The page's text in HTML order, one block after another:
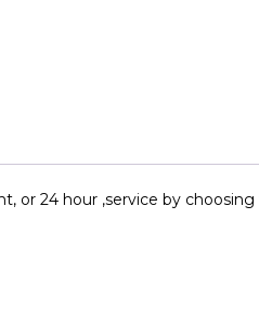
or 24 hour ,service by